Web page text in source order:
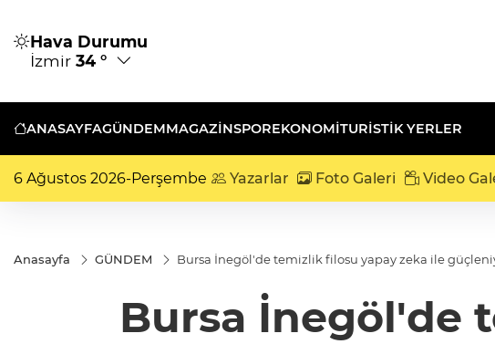
Hava Durumu
İzmir 34 °
ANASAYFAGÜNDEMMAGAZİNSPOREKONOMİTURISTIK YERLER
6 Ağustos 2026-Perşembe Yazarlar Foto Galeri Video
Anasayfa GÜNDEM Bursa İnegöl'de temizlik filosu yapay zeka ile
Bursa İnegöl'de